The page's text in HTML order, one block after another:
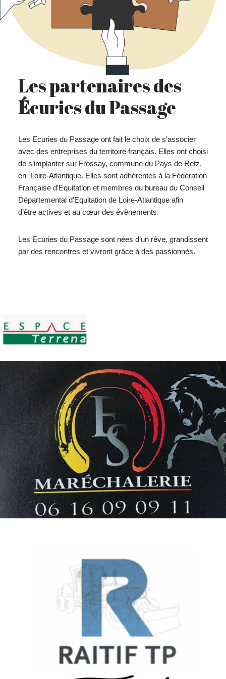
Les partenaires des
Écuries du Passage
Les Ecuries du Passage ont fait le choix de s’associer
avec des entreprises du territoire français. Elles ont choisi
de s’implanter sur Frossay, commune du Pays de Retz,
en Loire-Atlantique. Elles sont adhérentes à la Fédération
Française d’Equitation et membres du bureau du Conseil
Départemental d’Equitation de Loire-Atlantique afin
d’être actives et au cœur des évènements.
Les Ecuries du Passage sont nées d’un rêve, grandissent
par des rencontres et vivront grâce à des passionnés.